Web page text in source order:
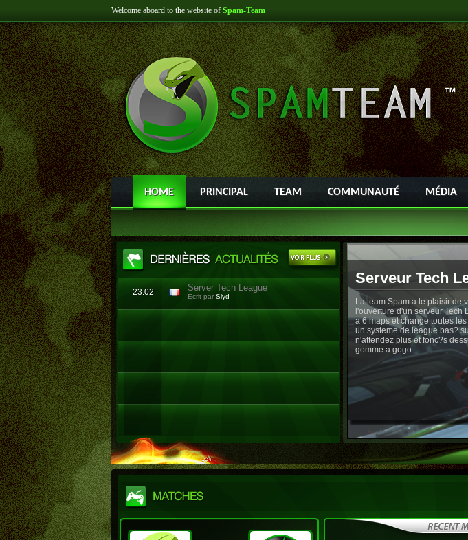
Welcome aboard to the website of Spam-Team
HOME PRINCIPAL TEAM COMMUNAUTÉ MÉDIA
23.02 Server Tech League
Ecrit par Slyd
Serveur Tech
La team Spam a le plaisir de
l'ouverture d'un serveur Tech
a 6 maps et change toutes
un systeme de league bas?
n'attendez plus et fonc?s
gomme a gogo ..